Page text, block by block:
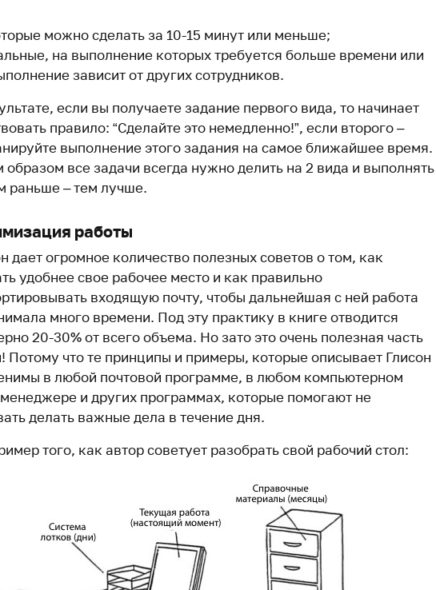
можно сделать за 10-15 минут или меньше;
на выполнение которых требуется больше времени или
зависит от других сотрудников.
если вы получаете задание первого вида, то начинает
правило: “Сделайте это немедленно!”, если второго –
выполнение этого задания на самое ближайшее время.
образом все задачи всегда нужно делить на 2 вида и выполнять
раньше – тем лучше.
работы
дает огромное количество полезных советов о том, как
удобнее свое рабочее место и как правильно
входящую почту, чтобы дальнейшая с ней работа
много времени. Под эту практику в книге отводится
20-30% от всего объема. Но зато это очень полезная часть
Потому что те принципы и примеры, которые описывает Глисон
в любой почтовой программе, в любом компьютерном
и других программах, которые помогают не
делать важные дела в течение дня.
того, как автор советует разобрать свой рабочий стол: